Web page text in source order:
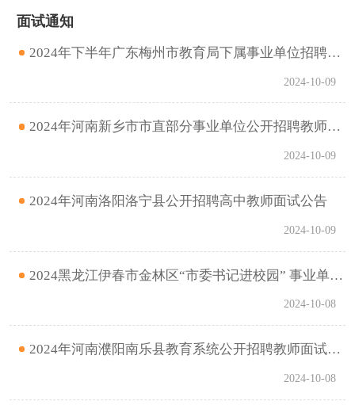
面试通知
2024年下半年广东梅州市教育局下属事业单位招聘教师面试人员名单公告
2024-10-09
2024年河南新乡市市直部分事业单位公开招聘教师进入面试人员名单及面试公告
2024-10-09
2024年河南洛阳洛宁县公开招聘高中教师面试公告
2024-10-09
2024黑龙江伊春市金林区“市委书记进校园” 事业单位引才活动面试公告（含教师岗）
2024-10-08
2024年河南濮阳南乐县教育系统公开招聘教师面试有关事项公告
2024-10-08